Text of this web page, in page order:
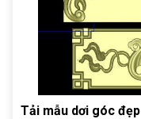
Tải mẫu dơi góc đẹp